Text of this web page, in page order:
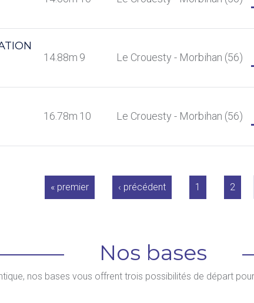
14.88m 9 Le Crouesty - Morbihan (56)
16.78m 10 Le Crouesty - Morbihan (56)
« premier ‹ précédent 1 2
Nos bases
nos bases vous offrent trois possibilités de départ